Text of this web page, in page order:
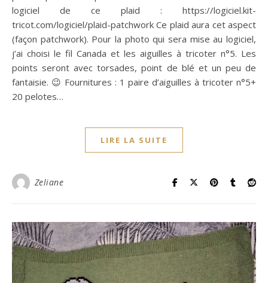
logiciel de ce plaid : https://logiciel.kit-
tricot.com/logiciel/plaid-patchwork Ce plaid aura cet aspect
(façon patchwork). Pour la photo qui sera mise au logiciel,
j’ai choisi le fil Canada et les aiguilles à tricoter n°5. Les
points seront avec torsades, point de blé et un peu de
fantaisie. 😉 Fournitures : 1 paire d’aiguilles à tricoter n°5+
20 pelotes…
LIRE LA SUITE
Zeliane